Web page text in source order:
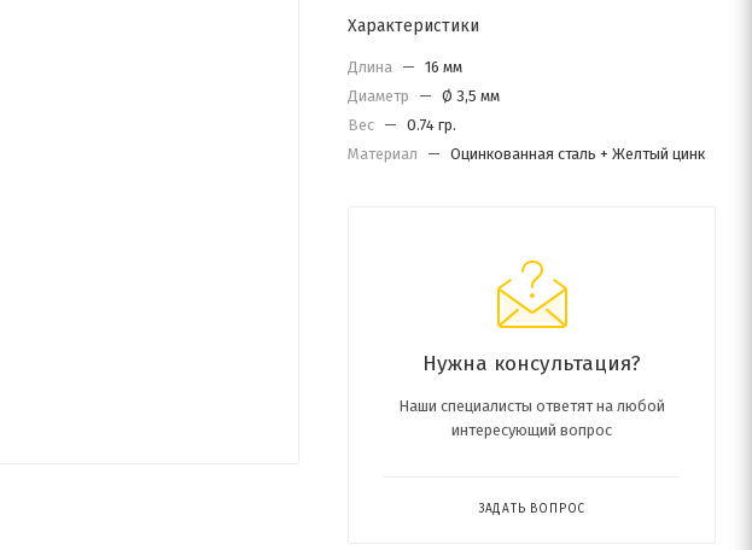
Характеристики
Длина — 16 мм
Диаметр
— Ø 3,5 мм
Вес — 0.74 гр.
Материал
— Оцинкованная сталь + Желтый цинк
Нужна консультация?
Наши специалисты ответят на любой
интересующий вопрос
ЗАДАТЬ ВОПРОС